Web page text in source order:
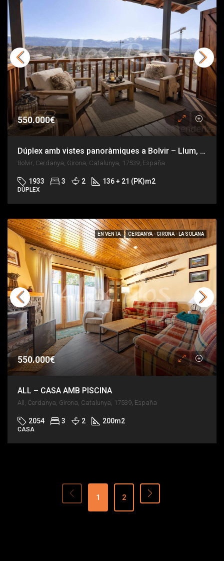
550.000€
Dúplex amb vistes panoràmiques a Bolvir – Llum, paisatge i oportunitat
Bolvir, Cerdanya, Girona, Catalunya, 17539, España
1933 3 2 136 + 21 (PK)m2
DÚPLEX
EN VENTA CERDANYA - GIRONA - LA SOLANA
550.000€
ALL – CASA AMB PISCINA
All, Cerdanya, Girona, Catalunya, 17539, España
2054 3 2 200m2
CASA
1 2